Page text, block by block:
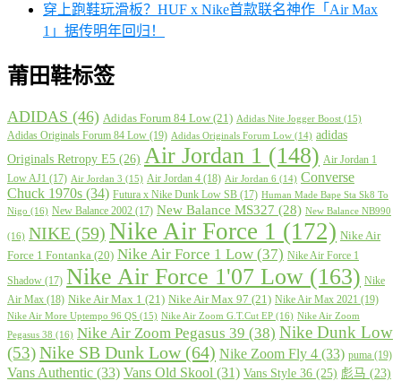
穿上跑鞋玩滑板？HUF x Nike首款联名神作「Air Max
1」据传明年回归！
莆田鞋标签
ADIDAS (46) Adidas Forum 84 Low (21) Adidas Nite Jogger Boost (15)
Adidas Originals Forum 84 Low (19) Adidas Originals Forum Low (14) adidas
Originals Retropy E5 (26) Air Jordan 1 (148) Air Jordan 1
Low AJ1 (17) Air Jordan 3 (15) Air Jordan 4 (18) Air Jordan 6 (14) Converse
Chuck 1970s (34) Futura x Nike Dunk Low SB (17) Human Made Bape Sta Sk8 To
Nigo (16) New Balance 2002 (17) New Balance MS327 (28) New Balance NB990
(16) NIKE (59) Nike Air Force 1 (172) Nike Air
Force 1 Fontanka (20) Nike Air Force 1 Low (37) Nike Air Force 1
Shadow (17) Nike Air Force 1'07 Low (163) Nike
Air Max (18) Nike Air Max 1 (21) Nike Air Max 97 (21) Nike Air Max 2021 (19)
Nike Air More Uptempo 96 QS (15) Nike Air Zoom G.T.Cut EP (16) Nike Air Zoom
Pegasus 38 (16) Nike Air Zoom Pegasus 39 (38) Nike Dunk Low
(53)Nike SB Dunk Low(64) Nike Zoom Fly 4 (33) puma (19)
Vans Authentic (33) Vans Old Skool (31) Vans Style 36 (25) 彪马 (23)